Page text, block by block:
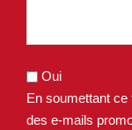
Oui
En soumettant
des e-mails